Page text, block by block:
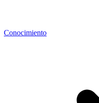
Conocimiento